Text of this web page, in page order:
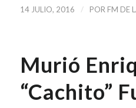
14 JULIO, 2016 / POR FM DE
Murió
“Cachito”